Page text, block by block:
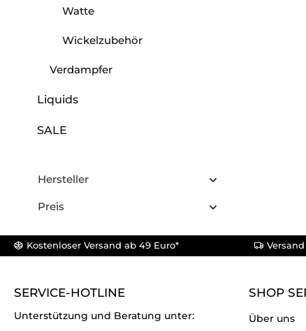
Watte
Wickelzubehör
Verdampfer
Liquids
SALE
Hersteller
Preis
Kostenloser Versand ab 49 Euro*
SERVICE-HOTLINE
Unterstützung und Beratung unter:
SHOP
Über uns